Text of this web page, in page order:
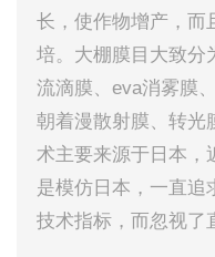
长，使作物增产，而
培。大棚膜目大致分
流滴膜、eva消雾膜
朝着漫散射膜、转光
术主要来源于日本，
是模仿日本，一直追
技术指标，而忽视了